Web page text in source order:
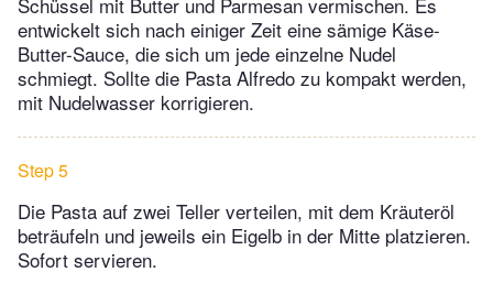
entwickelt sich nach einiger Zeit eine sämige Käse-
Butter-Sauce, die sich um jede einzelne Nudel
schmiegt. Sollte die Pasta Alfredo zu kompakt werden,
mit Nudelwasser korrigieren.
Step 5
Die Pasta auf zwei Teller verteilen, mit dem Kräuteröl
beträufeln und jeweils ein Eigelb in der Mitte platzieren.
Sofort servieren.